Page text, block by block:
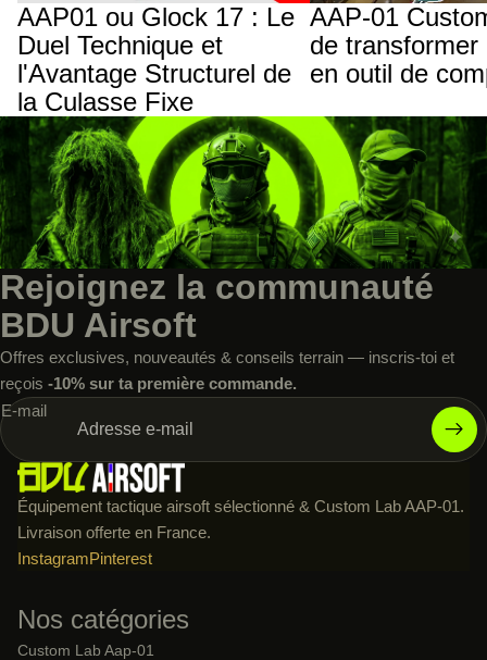
AAP01 ou Glock 17 : Le
Duel Technique et
l'Avantage Structurel de
la Culasse Fixe
AAP-01
de transformer
en outil de
Rejoignez la communauté
BDU Airsoft
Offres exclusives, nouveautés & conseils terrain — inscris-toi et
reçois -10% sur ta première commande.
E-mail
Équipement tactique airsoft sélectionné & Custom Lab AAP-01.
Livraison offerte en France.
InstagramPinterest
Nos catégories
Custom Lab Aap-01